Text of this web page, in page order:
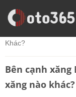
Trang Chủ
Tin Xe
Khác?
Bên cạnh xăng
xăng nào khác?